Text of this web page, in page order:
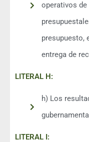
operativos
presupuesto,
entrega de
LITERAL H:
h) Los
LITERAL I: